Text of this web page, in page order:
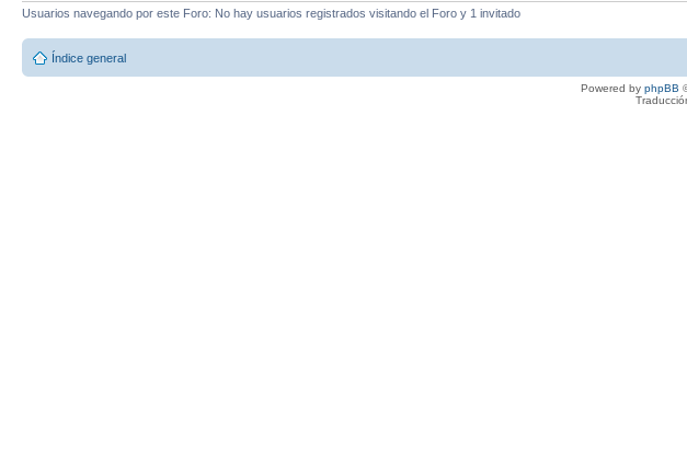
Usuarios navegando por este Foro: No hay usuarios registrados visitando el Foro y 1 invitado
Índice general
Powered by phpBB